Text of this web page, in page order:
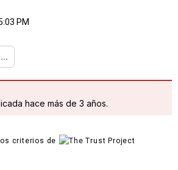
PM
...
hace más de 3 años.
criterios de